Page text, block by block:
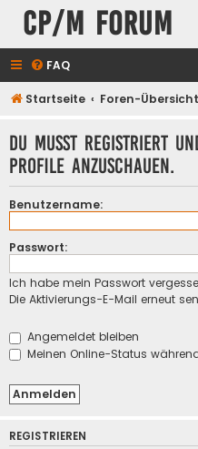
CP/M Forum
FAQ
Startseite Foren-Übersicht
Du musst registriert
Profile anzuschauen.
Benutzername:
Passwort:
Ich habe mein Passwort
Die Aktivierungs-E-Mail erneut
Angemeldet bleiben
Meinen Online-Status
REGISTRIEREN